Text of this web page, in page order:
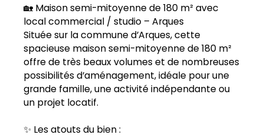
🏡 Maison semi-mitoyenne de 180 m² avec
local commercial / studio – Arques
Située sur la commune d’Arques, cette
spacieuse maison semi-mitoyenne de 180 m²
offre de très beaux volumes et de nombreuses
possibilités d’aménagement, idéale pour une
grande famille, une activité indépendante ou
un projet locatif.
✨ Les atouts du bien :